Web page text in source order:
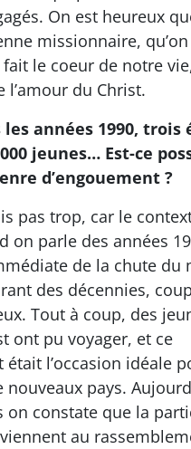
On est heureux
missionnaire,
le coeur de notre vie,
l’amour du Christ.
les années 1990,
jeunes… Est-ce
d’engouement ?
pas trop, car le
on parle des années
de la chute du
des décennies,
Tout à coup, des
ont pu voyager, et ce
l’occasion idéale
pays.
on constate que la
au